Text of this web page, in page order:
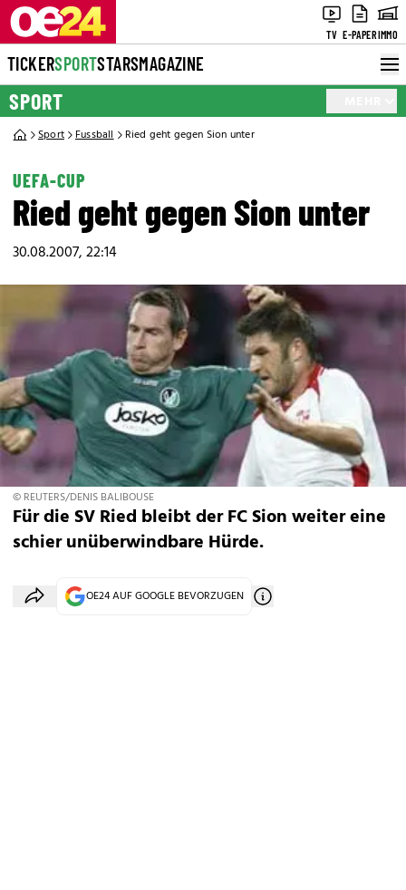
TV E-PAPERIMMO
TICKERSPORTSTARSMAGAZINE
SPORT
Sport Fussball Ried geht gegen Sion unter
UEFA-CUP
Ried geht gegen Sion unter
30.08.2007, 22:14
© REUTERS/DENIS BALIBOUSE
Für die SV Ried bleibt der FC Sion weiter eine
schier unüberwindbare Hürde.
OE24 AUF GOOGLE BEVORZUGEN